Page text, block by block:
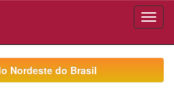
Nordeste do Brasil